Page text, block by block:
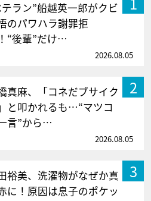
テラン”船越英一郎がクビ
のパワハラ謝罪拒
“後輩”だけ…
2026.08.05
2
真麻、「コネだブサイク
と叩かれるも…“マツコ
言”から…
2026.08.05
3
裕美、洗濯物がなぜか真
に！原因は息子のポケッ